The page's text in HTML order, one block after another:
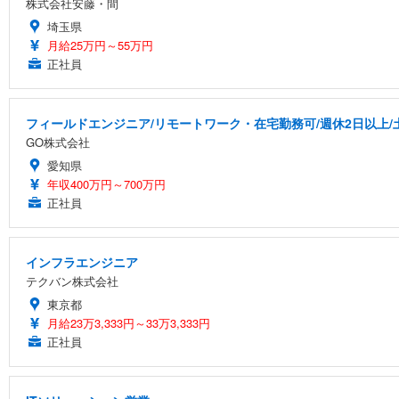
埼玉県
月給25万円～55万円
正社員
フィールドエンジニア/リモートワーク・在宅勤務可/週休2日以上
GO株式会社
愛知県
年収400万円～700万円
正社員
インフラエンジニア
テクバン株式会社
東京都
月給23万3,333円～33万3,333円
正社員